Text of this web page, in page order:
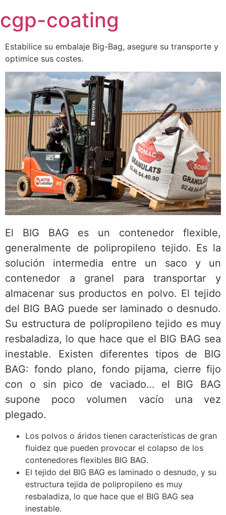
to
content
cgp-coating
Estabilice su embalaje Big-Bag, asegure su transporte y
optimice sus costes.
El BIG BAG es un contenedor flexible,
generalmente de polipropileno tejido. Es la
solución intermedia entre un saco y un
contenedor a granel para transportar y
almacenar sus productos en polvo. El tejido
del BIG BAG puede ser laminado o desnudo.
Su estructura de polipropileno tejido es muy
resbaladiza, lo que hace que el BIG BAG sea
inestable. Existen diferentes tipos de BIG
BAG: fondo plano, fondo pijama, cierre fijo
con o sin pico de vaciado… el BIG BAG
supone poco volumen vacío una vez
plegado.
Los polvos o áridos tienen características de gran
fluidez que pueden provocar el colapso de los
contenedores flexibles BIG BAG.
El tejido del BIG BAG es laminado o desnudo, y su
estructura tejida de polipropileno es muy
resbaladiza, lo que hace que el BIG BAG sea
inestable.